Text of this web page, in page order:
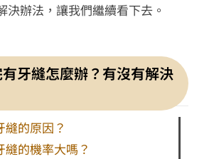
決辦法，讓我們繼續看下去。
牙縫怎麼辦？有沒有解決
縫的原因？
縫的機率大嗎？